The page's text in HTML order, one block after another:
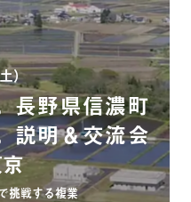
）
長野県信濃町
説明＆交流会
挑戦する複業